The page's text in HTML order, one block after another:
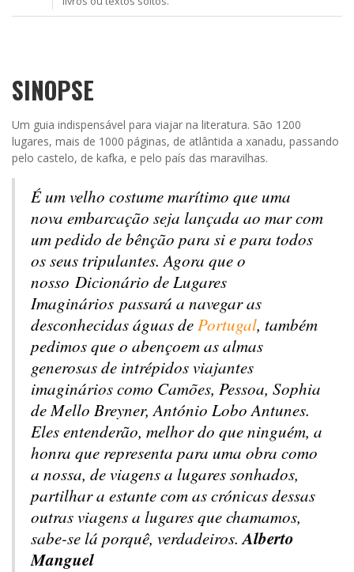
SINOPSE
Um guia indispensável para viajar na literatura. São 1200
lugares, mais de 1000 páginas, de atlântida a xanadu, passando
pelo castelo, de kafka, e pelo país das maravilhas.
É um velho costume marítimo que uma
nova embarcação seja lançada ao mar com
um pedido de bênção para si e para todos
os seus tripulantes. Agora que o
nosso Dicionário de Lugares
Imaginários passará a navegar as
desconhecidas águas dePortugal, também
pedimos que o abençoem as almas
generosas de intrépidos viajantes
imaginários como Camões, Pessoa, Sophia
de Mello Breyner, António Lobo Antunes.
Eles entenderão, melhor do que ninguém, a
honra que representa para uma obra como
a nossa, de viagens a lugares sonhados,
partilhar a estante com as crónicas dessas
outras viagens a lugares que chamamos,
sabe-se lá porquê, verdadeiros.Alberto
Manguel